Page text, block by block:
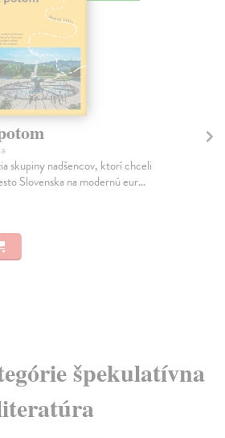
skupiny nadšencov, ktorí chceli
Slovenska na modernú eur...
špekulatívna